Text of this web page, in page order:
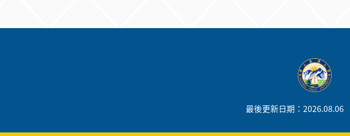
最後更新日期：2026.08.06